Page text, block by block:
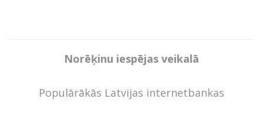
Norēķinu iespējas veikalā
Populārākās Latvijas internetbankas